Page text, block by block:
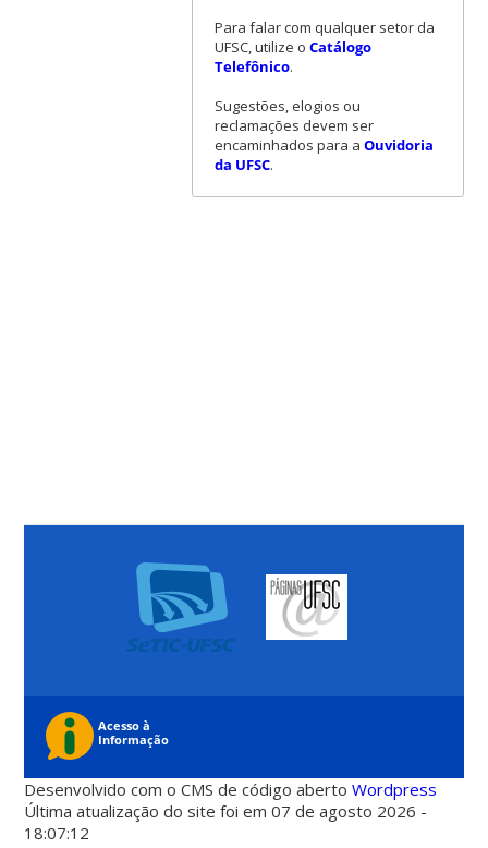
Para falar com qualquer setor da
UFSC, utilize o Catálogo
Telefônico.
Sugestões, elogios ou
reclamações devem ser
encaminhados para a Ouvidoria
da UFSC.
Desenvolvido com o CMS de código abertoWordpress
Última atualização do site foi em 07 de agosto 2026 -
18:07:12